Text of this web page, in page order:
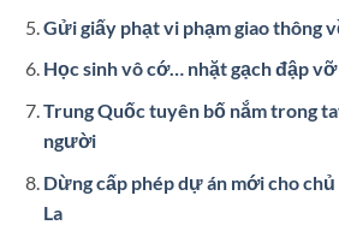
Gửi giấy phạt vi phạm giao thông
Học sinh vô cớ… nhặt gạch đập
Trung Quốc tuyên bố nắm trong
người
Dừng cấp phép dự án mới cho
La